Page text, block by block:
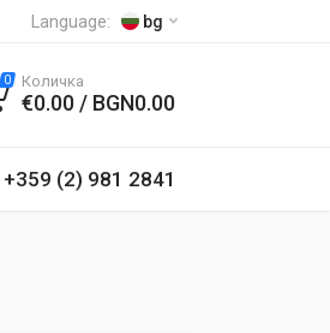
Language: bg
+359 (2) 981 2841
0 Количка
€0.00 / BGN0.00